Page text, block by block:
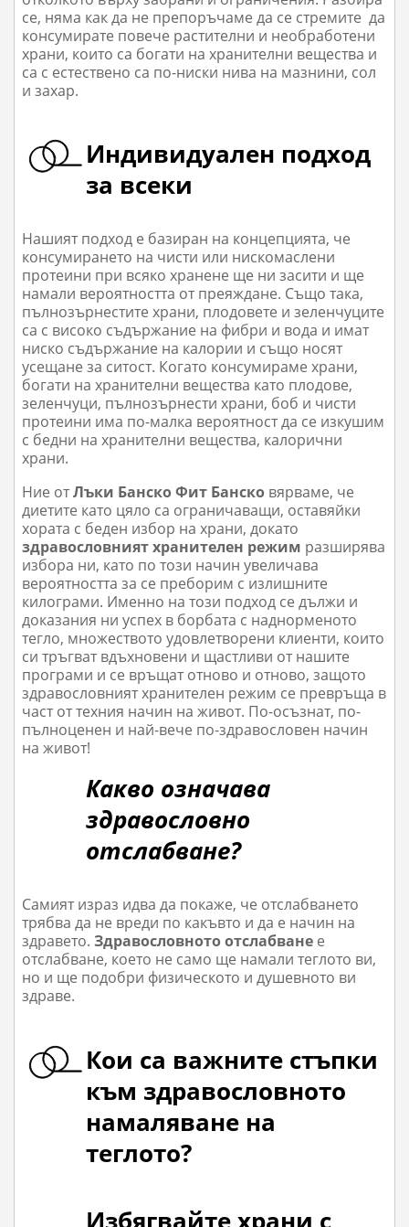
се, няма как да не препоръчаме да се стремите да
консумирате повече растителни и необработени
храни, които са богати на хранителни вещества и
са с естествено са по-ниски нива на мазнини, сол
и захар.
Индивидуален подход
за всеки
Нашият подход е базиран на концепцията, че
консумирането на чисти или нискомаслени
протеини при всяко хранене ще ни засити и ще
намали вероятността от преяждане. Също така,
пълнозърнестите храни, плодовете и зеленчуците
са с високо съдържание на фибри и вода и имат
ниско съдържание на калории и също носят
усещане за ситост. Когато консумираме храни,
богати на хранителни вещества като плодове,
зеленчуци, пълнозърнести храни, боб и чисти
протеини има по-малка вероятност да се изкушим
с бедни на хранителни вещества, калорични
храни.
Ние отЛъки Банско Фит Банско вярваме, че
диетите като цяло са ограничаващи, оставяйки
хората с беден избор на храни, докато
здравословният хранителен режим разширява
избора ни, като по този начин увеличава
вероятността за се преборим с излишните
килограми. Именно на този подход се дължи и
доказания ни успех в борбата с наднорменото
тегло, множеството удовлетворени клиенти, които
си тръгват вдъхновени и щастливи от нашите
програми и се връщат отново и отново, защото
здравословният хранителен режим се превръща в
част от техния начин на живот. По-осъзнат, по-
пълноценен и най-вече по-здравословен начин
на живот!
Какво означава
здравословно
отслабване?
Самият израз идва да покаже, че отслабването
трябва да не вреди по какъвто и да е начин на
здравето.Здравословното отслабване е
отслабване, което не само ще намали теглото ви,
но и ще подобри физическото и душевното ви
здраве.
Кои са важните стъпки
към здравословното
намаляване на
теглото?
Избягвайте храни с